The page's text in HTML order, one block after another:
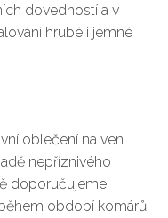
dovedností a v
hrubé i jemné
oblečení na ven
nepříznivého
doporučujeme
období komárů